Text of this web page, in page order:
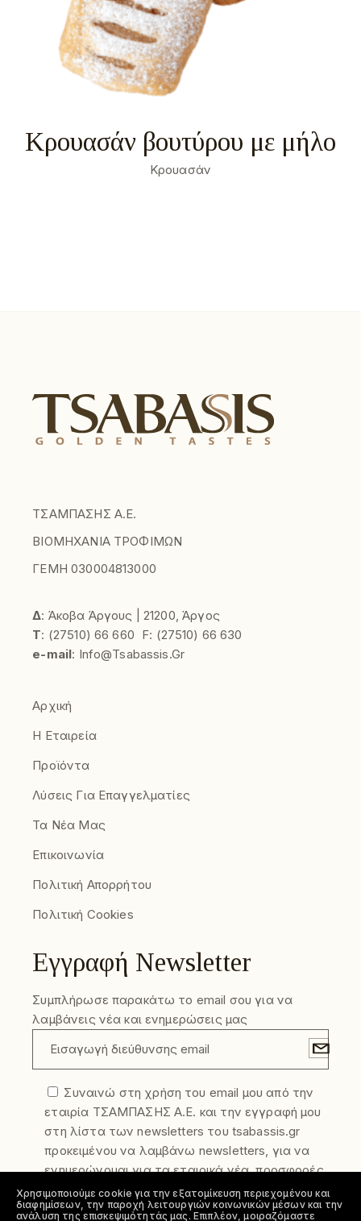
Κρουασάν βουτύρου με μήλο
Κρουασάν
ΤΣΑΜΠΑΣΗΣ Α.Ε.
ΒΙΟΜΗΧΑΝΙΑ ΤΡΟΦΙΜΩΝ
ΓΕΜΗ 030004813000
Δ: Άκοβα Άργους | 21200, Άργος
Τ: (27510) 66 660 F: (27510) 66 630
e-mail: Info@tsabassis.gr
Αρχική
Η Εταιρεία
Προϊόντα
Λύσεις Για Επαγγελματίες
Τα Νέα Μας
Επικοινωνία
Πολιτική Απορρήτου
Πολιτική Cookies
Εγγραφή Newsletter
Συμπλήρωσε παρακάτω το email σου για να
λαμβάνεις νέα και ενημερώσεις μας
Συναινώ στη χρήση του email μου από την
εταιρία ΤΣΑΜΠΑΣΗΣ Α.Ε. και την εγγραφή μου
στη λίστα των newsletters του tsabassis.gr
προκειμένου να λαμβάνω newsletters, για να
ενημερώνομαι για τα εταιρικά νέα, προσφορές
και τα νέα προϊόντα της εταιρίας. Η
συγκατάθεση σας μπορεί να ανακληθεί
Χρησιμοποιούμε cookie για την εξατομίκευση περιεχομένου και
διαφημίσεων, την παροχή λειτουργιών κοινωνικών μέσων και την
ανάλυση της επισκεψιμότητάς μας. Επιπλέον, μοιραζόμαστε